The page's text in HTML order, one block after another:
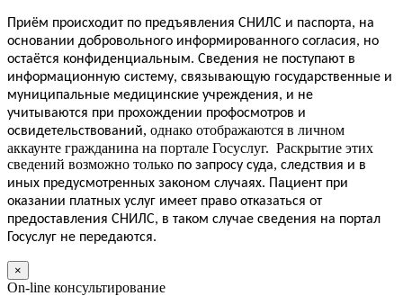
Приём происходит по предъявления СНИЛС и паспорта, на
основании добровольного информированного согласия, но
остаётся конфиденциальным. Сведения не поступают в
информационную систему, связывающую государственные и
муниципальные медицинские учреждения, и не
учитываются при прохождении профосмотров и
освидетельствований, однако отображаются в личном
аккаунте гражданина на портале Госуслуг. Раскрытие этих
сведений возможно только по запросу суда, следствия и в
иных предусмотренных законом случаях. Пациент при
оказании платных услуг имеет право отказаться от
предоставления СНИЛС, в таком случае сведения на портал
Госуслуг не передаются.
×
On-line консультирование